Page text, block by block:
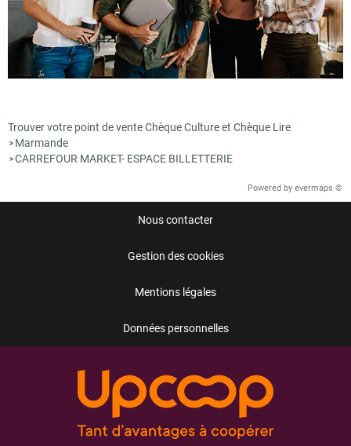
Trouver votre point de vente Chèque Culture et Chèque Lire
> Marmande
>CARREFOUR MARKET- ESPACE BILLETTERIE
Powered by evermaps ©
Nous contacter
Gestion des cookies
Mentions légales
Données personnelles